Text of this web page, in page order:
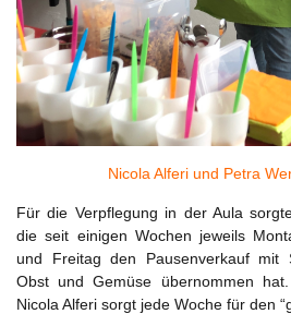
Nicola Alferi und Petra
Für die Verpflegung in der Aula
die seit einigen Wochen jeweils
und Freitag den Pausenverkauf mit
Obst und Gemüse übernommen
Nicola Alferi sorgt jede Woche für den